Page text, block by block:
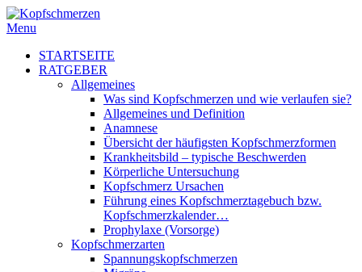
Menu
STARTSEITE
RATGEBER
Allgemeines
Was sind Kopfschmerzen und wie verlaufen sie?
Allgemeines und Definition
Anamnese
Übersicht der häufigsten Kopfschmerzformen
Krankheitsbild – typische Beschwerden
Körperliche Untersuchung
Kopfschmerz Ursachen
Führung eines Kopfschmerztagebuch bzw.
Kopfschmerzkalender…
Prophylaxe (Vorsorge)
Kopfschmerzarten
Spannungskopfschmerzen